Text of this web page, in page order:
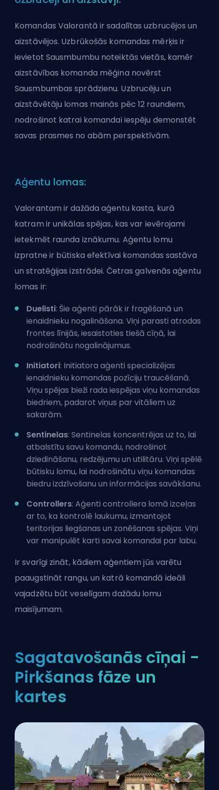
Komandas Valorantā ir sadalītas uzbrucējos un
aizstāvējos. Uzbrūkošās komandas mērķis ir
ievietot Sausmbumbu noteiktās vietās, kamēr
aizstāvības komanda mēģina novērst
Sausmbumbas sprādzienu. Uzbrucēju un
aizstāvētāju lomas mainās pēc 12 raundiem,
nodrošinot katrai komandai iespēju demonstēt
savas prasmes no abām perspektīvām.
Aģentu lomas:
Valorantam ir dažāda aģentu kasta, kurā
katram ir unikālas spējas, kas var ievērojami
ietekmēt raunda iznākumu. Aģentu lomu
izpratne ir būtiska efektīvai komandas sastāva
un stratēģijas izstrādei. Četras galvenās aģentu
lomas ir:
Duelisti: Šie aģenti pārāk ir fragēšanā un
ienaidnieku nogalināšana. Viņi parasti atrodas
frontes līnijās, iesaistoties tiešā cīņā, lai
nodrošinātu nogalinājumus.
Initiatori: Initiatora aģenti specializējas
ienaidnieku komandas pozīciju traucēšanā.
Viņu spējas bieži rada iespējas viņu komandas
biedriem, padarot viņus par vitāliem uz
sakarām.
Sentinelas: Sentinelas koncentrējas uz to, lai
atbalstītu savu komandu, nodrošinot
dziedināšanu, redzējumu un utilitāru. Viņi spēlē
būtisku lomu, lai nodrošinātu viņu komandas
biedru izdzīvošanu un informācijas savākšanu.
Controllers: Aģenti controllera lomā izceļas
ar to, ka kontrolē laukumu, izmantojot
teritorijas liegšanas un zonēšanas spējas. Viņi
var manipulēt karti savai komandai par labu.
Ir svarīgi zināt, kādiem aģentiem jūs varētu
paaugstināt rangu, un katrā komandā ideāli
vajadzētu būt veselīgam dažādu lomu
maisījumam.
Sagatavošanās cīņai -
Pirkšanas fāze un
kartes